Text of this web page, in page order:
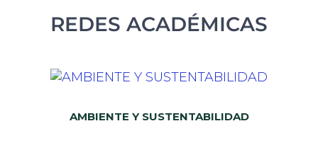
REDES ACADÉMICAS
AMBIENTE Y SUSTENTABILIDAD